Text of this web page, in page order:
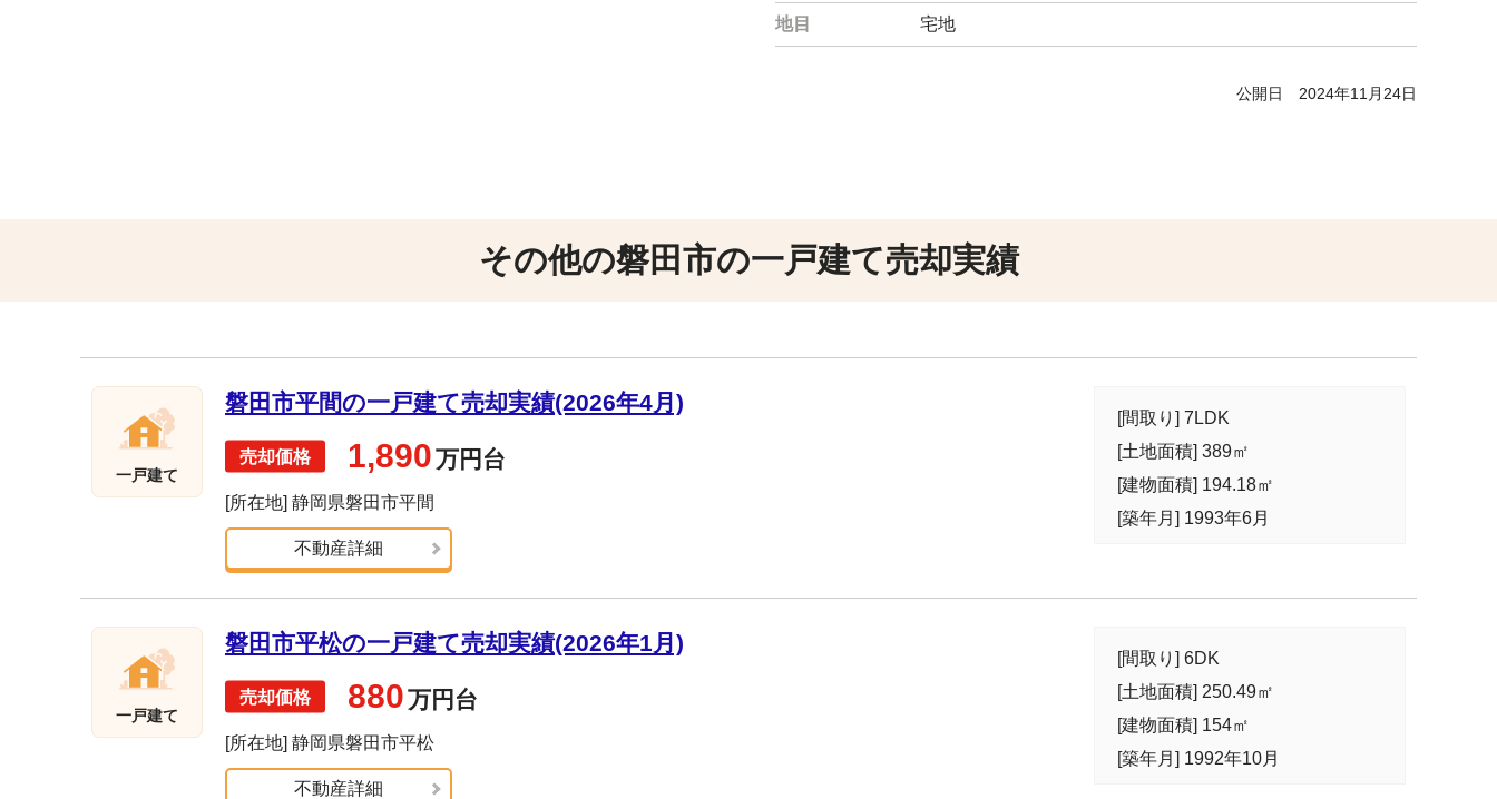
地目 宅地
公開日 2024年11月24日
その他の磐田市の一戸建て売却実績
一戸建て
磐田市平間の一戸建て売却実績(2026年4月)
1,890万円台
[所在地] 静岡県磐田市平間
不動産詳細
[間取り] 7LDK
[土地面積] 389㎡
[建物面積] 194.18㎡
[築年月] 1993年6月
一戸建て
磐田市平松の一戸建て売却実績(2026年1月)
880万円台
[所在地] 静岡県磐田市平松
不動産詳細
[間取り] 6DK
[土地面積] 250.49㎡
[建物面積] 154㎡
[築年月] 1992年10月